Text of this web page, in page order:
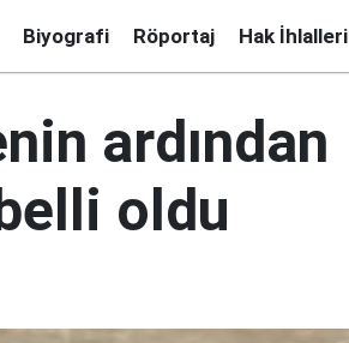
Biyografi Röportaj Hak İhlalleri
ardından
oldu